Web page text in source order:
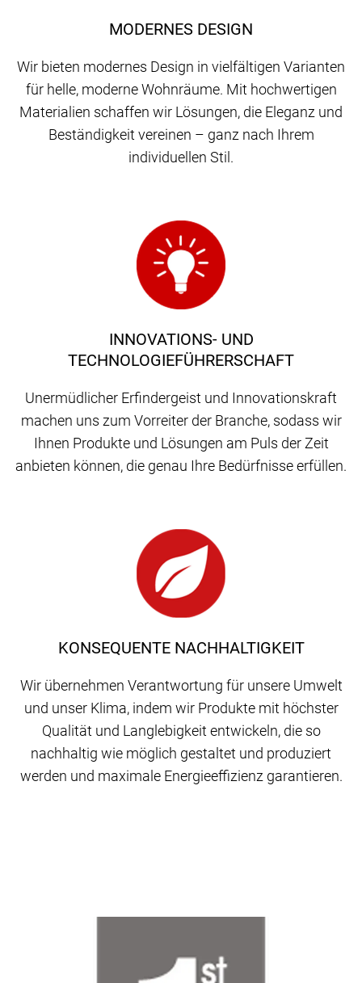
MODERNES DESIGN
Wir bieten modernes Design in vielfältigen Varianten
für helle, moderne Wohnräume. Mit hochwertigen
Materialien schaffen wir Lösungen, die Eleganz und
Beständigkeit vereinen – ganz nach Ihrem
individuellen Stil.
KONSEQUENTE NACHHALTIGKEIT
Wir übernehmen Verantwortung für unsere Umwelt
und unser Klima, indem wir Produkte mit höchster
Qualität und Langlebigkeit entwickeln, die so
nachhaltig wie möglich gestaltet und produziert
werden und maximale Energieeffizienz garantieren.
INNOVATIONS- UND
TECHNOLOGIEFÜHRERSCHAFT
Unermüdlicher Erfindergeist und Innovationskraft
machen uns zum Vorreiter der Branche, sodass wir
Ihnen Produkte und Lösungen am Puls der Zeit
anbieten können, die genau Ihre Bedürfnisse erfüllen.